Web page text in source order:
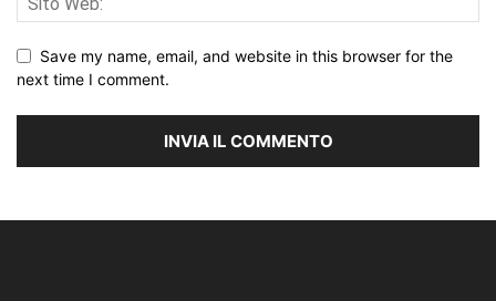
Save my name, email, and website in this browser for the
next time I comment.